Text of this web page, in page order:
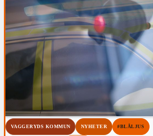
VAGGERYDS KOMMUN NYHETER #BLÅLJUS